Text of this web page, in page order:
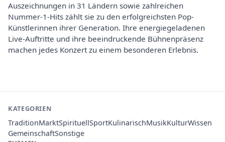
Auszeichnungen in 31 Ländern sowie zahlreichen
Nummer-1-Hits zählt sie zu den erfolgreichsten Pop-
Künstlerinnen ihrer Generation. Ihre energiegeladenen
Live-Auftritte und ihre beeindruckende Bühnenpräsenz
machen jedes Konzert zu einem besonderen Erlebnis.
KATEGORIEN
TraditionMarktSpirituellSportKulinarischMusikKulturWissen
GemeinschaftSonstige